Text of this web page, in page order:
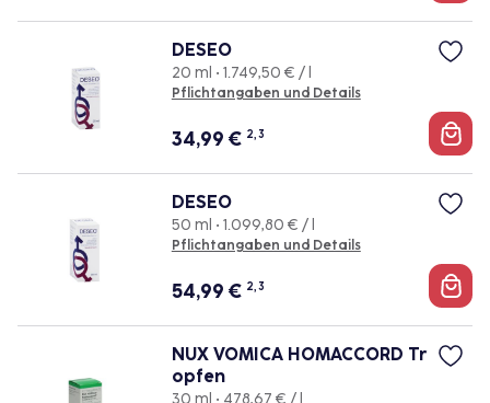
DESEO
20 ml • 1.749,50 € / l
Pflichtangaben und Details
34,99 € 2, 3
DESEO
50 ml • 1.099,80 € / l
Pflichtangaben und Details
54,99 € 2, 3
NUX VOMICA HOMACCORD Tr
opfen
30 ml • 478,67 € / l